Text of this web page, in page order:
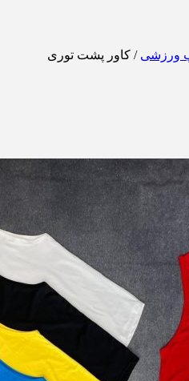
ورزشی / کاور پشت توری